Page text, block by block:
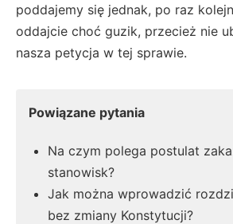
poddajemy się jednak, po raz
oddajcie choć guzik, przecież nie
nasza petycja w tej sprawie.
Powiązane pytania
Na czym polega postulat
stanowisk?
Jak można wprowadzić
bez zmiany Konstytucji?